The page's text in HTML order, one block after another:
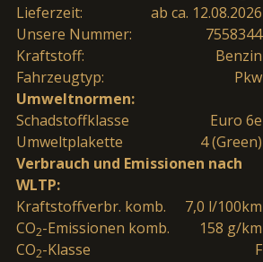
Lieferzeit:
ab ca. 12.08.2026
Unsere Nummer:
7558344
Kraftstoff:
Benzin
Fahrzeugtyp:
Pkw
Umweltnormen:
Schadstoffklasse
Euro 6e
Umweltplakette
4 (Green)
Verbrauch und Emissionen nach
WLTP:
Kraftstoffverbr. komb.
7,0 l/100km
CO2-Emissionen komb.
158 g/km
CO2-Klasse F